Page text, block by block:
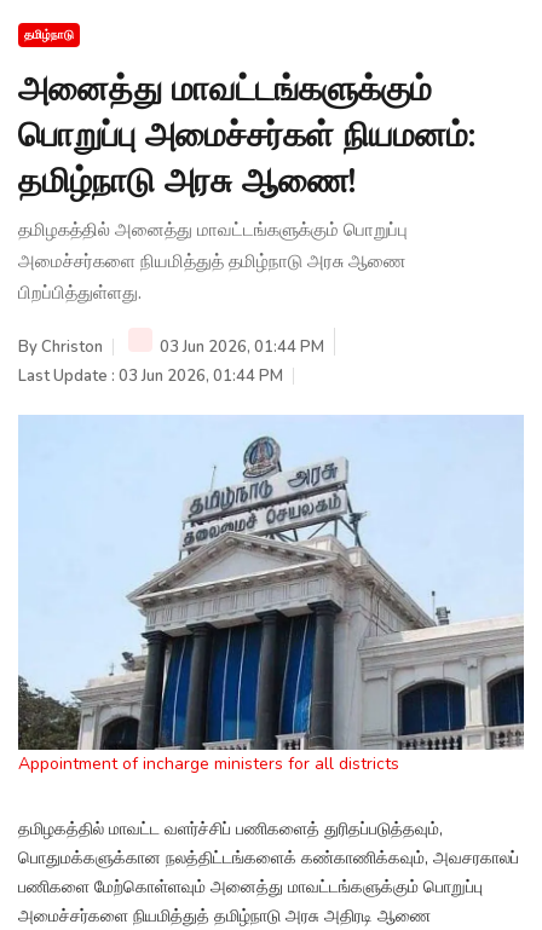
தமிழ்நாடு
அனைத்து மாவட்டங்களுக்கும்
பொறுப்பு அமைச்சர்கள் நியமனம்:
தமிழ்நாடு அரசு ஆணை!
தமிழகத்தில் அனைத்து மாவட்டங்களுக்கும் பொறுப்பு
அமைச்சர்களை நியமித்துத் தமிழ்நாடு அரசு ஆணை
பிறப்பித்துள்ளது.
ByChriston
03 Jun 2026, 01:44 PM
Last Update : 03 Jun 2026, 01:44 PM
Appointment of incharge ministers for all districts
தமிழகத்தில் மாவட்ட வளர்ச்சிப் பணிகளைத் துரிதப்படுத்தவும்,
பொதுமக்களுக்கான நலத்திட்டங்களைக் கண்காணிக்கவும், அவசரகாலப்
பணிகளை மேற்கொள்ளவும் அனைத்து மாவட்டங்களுக்கும் பொறுப்பு
அமைச்சர்களை நியமித்துத் தமிழ்நாடு அரசு அதிரடி ஆணை